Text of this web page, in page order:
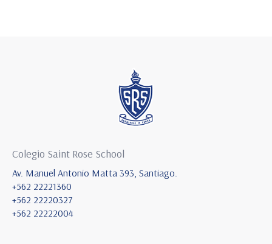
Colegio Saint Rose School
Av. Manuel Antonio Matta 393, Santiago.
+562 22221360
+562 22220327
+562 22222004